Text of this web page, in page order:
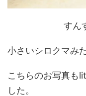
すん
小さいシロクマみ
こちらのお写真も
した。